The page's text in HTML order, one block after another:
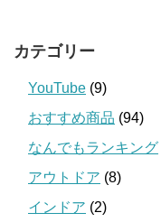
カテゴリー
YouTube (9)
おすすめ商品 (94)
なんでもランキング
アウトドア (8)
インドア (2)